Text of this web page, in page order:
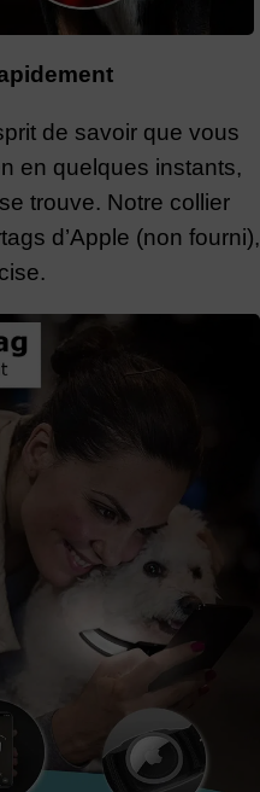
de savoir que vous
en quelques instants,
trouve. Notre collier
d’Apple (non fourni),